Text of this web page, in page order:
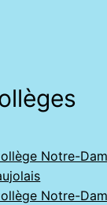
Notre-
Notre-